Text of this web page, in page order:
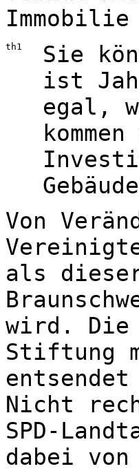
th1
Sie
ist
egal,
Von
als
wird. Die
Stiftung
Nicht
SPD-
dabei von